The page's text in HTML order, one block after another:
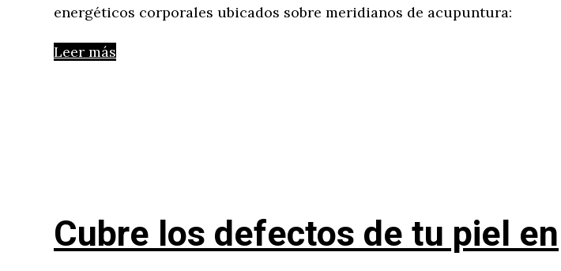
energéticos corporales ubicados sobre meridianos de acupuntura:
Leer más
Cubre los defectos de tu piel en